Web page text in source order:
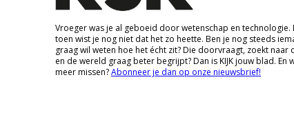
Vroeger was je al geboeid door wetenschap en technologie.
toen wist je nog niet dat het zo heette. Ben je nog steeds
graag wil weten hoe het écht zit? Die doorvraagt, zoekt naar
en de wereld graag beter begrijpt? Dan is KIJK jouw blad. En
meer missen?Abonneer je dan op onze nieuwsbrief!